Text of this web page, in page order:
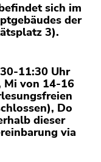
sich im
der
3).
11:30 Uhr
Mi von 14-16
Do
dieser
via